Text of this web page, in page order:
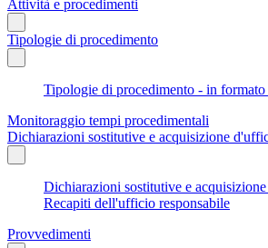
Attività e procedimenti
Tipologie di procedimento
Tipologie di procedimento - in formato
Monitoraggio tempi procedimentali
Dichiarazioni sostitutive e acquisizione
Dichiarazioni sostitutive e
Recapiti dell'ufficio responsabile
Provvedimenti